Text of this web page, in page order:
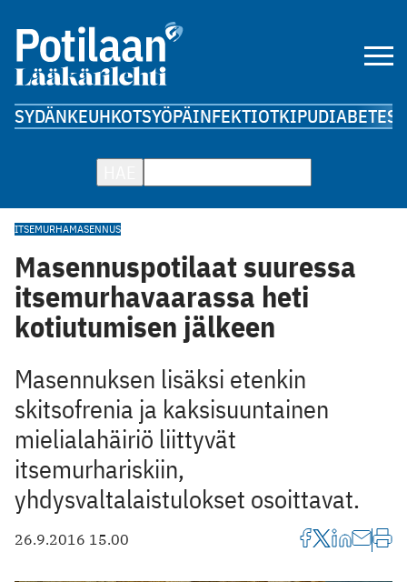
SYDÄNKEUHKOTSYÖPÄINFEKTIOTKIPUDIABETES
ITSEMURHAMASENNUS
Masennuspotilaat suuressa
itsemurhavaarassa heti
kotiutumisen jälkeen
Masennuksen lisäksi etenkin
skitsofrenia ja kaksisuuntainen
mielialahäiriö liittyvät
itsemurhariskiin,
yhdysvaltalaistulokset osoittavat.
26.9.2016 15.00